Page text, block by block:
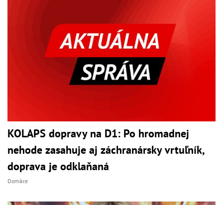
KOLAPS dopravy na D1: Po hromadnej
nehode zasahuje aj záchranársky vrtuľník,
doprava je odklaňaná
Domáce